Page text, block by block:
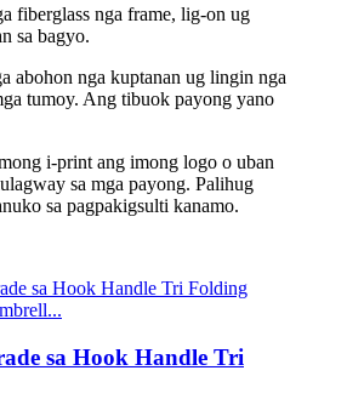
fiberglass nga frame, lig-on ug
sa bagyo.
abohon nga kuptanan ug lingin nga
tumoy. Ang tibuok payong yano
i-print ang imong logo o uban
sa mga payong. Palihug
sa pagpakigsulti kanamo.
sa Hook Handle Tri